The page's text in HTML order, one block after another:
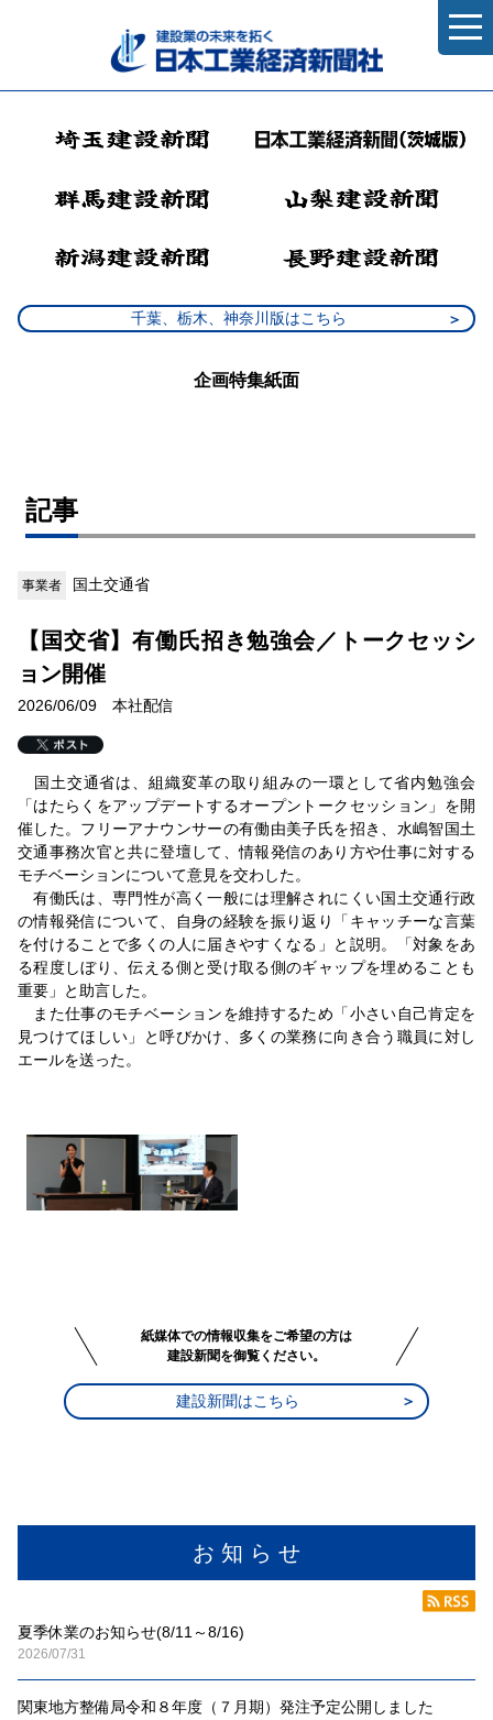
千葉、栃木、神奈川版はこちら
企画特集紙面
お 知 ら せ
夏季休業のお知らせ(8/11～8/16)
2026/07/31
関東地方整備局令和８年度（７月期）発注予定公開しました
記事
事業者 国土交通省
【国交省】有働氏招き勉強会／トークセッシ
ョン開催
2026/06/09 本社配信
国土交通省は、組織変革の取り組みの一環として省内勉強会
「はたらくをアップデートするオープントークセッション」を開
催した。フリーアナウンサーの有働由美子氏を招き、水嶋智国土
交通事務次官と共に登壇して、情報発信のあり方や仕事に対する
モチベーションについて意見を交わした。
有働氏は、専門性が高く一般には理解されにくい国土交通行政
の情報発信について、自身の経験を振り返り「キャッチーな言葉
を付けることで多くの人に届きやすくなる」と説明。「対象をあ
る程度しぼり、伝える側と受け取る側のギャップを埋めることも
重要」と助言した。
また仕事のモチベーションを維持するため「小さい自己肯定を
見つけてほしい」と呼びかけ、多くの業務に向き合う職員に対し
エールを送った。
紙媒体での情報収集をご希望の方は
建設新聞を御覧ください。
建設新聞はこちら